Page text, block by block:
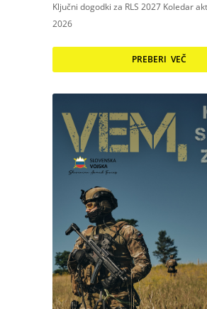
Ključni dogodki za RLS 2027 Koledar
2026
PREBERI VEČ